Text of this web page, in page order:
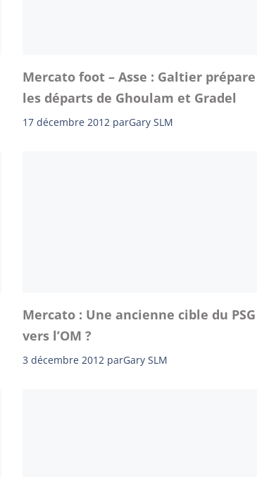
Mercato foot – Asse : Galtier prépare
les départs de Ghoulam et Gradel
17 décembre 2012 parGary SLM
Mercato : Une ancienne cible du PSG
vers l’OM ?
3 décembre 2012 parGary SLM